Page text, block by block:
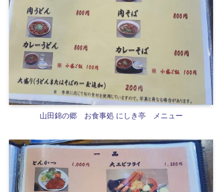
山田錦の郷 お食事処 にしき亭 メニュー